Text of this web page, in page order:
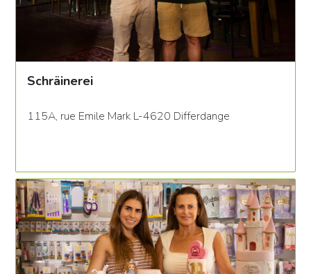
Schräinerei
115A, rue Emile Mark L-4620 Differdange